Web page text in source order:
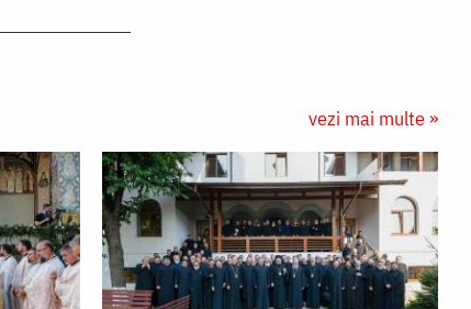
vezi mai multe »